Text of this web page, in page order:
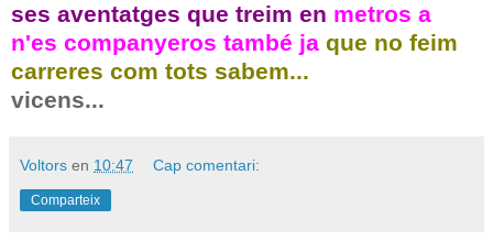
ses aventatges que treim en metros a
n'es companyeros també ja que no feim
carreres com tots sabem...
vicens...
Voltors en 10:47 Cap comentari:
Comparteix